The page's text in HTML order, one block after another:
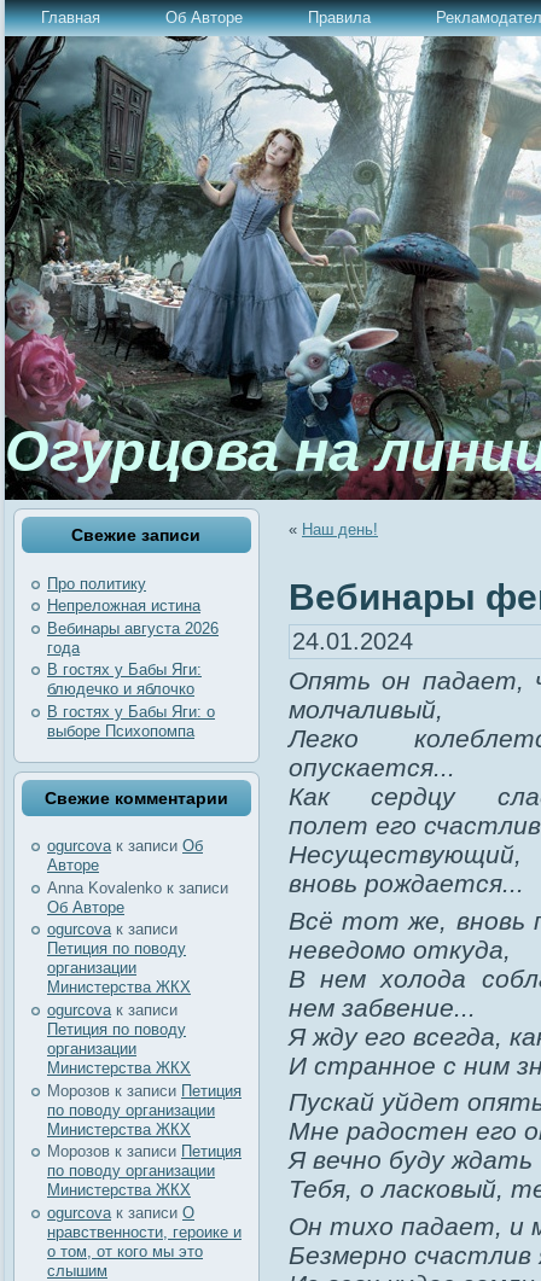
Главная Об Авторе Правила
Огурцова на
Свежие записи
Про политику
Непреложная истина
Вебинары августа 2026
года
В гостях у Бабы Яги:
блюдечко и яблочко
В гостях у Бабы Яги: о
выборе Психопомпа
Свежие комментарии
ogurcovaк записи Об
Авторе
Anna Kovalenko к записи
Об Авторе
ogurcovaк записи
Петиция по поводу
организации
Министерства ЖКХ
ogurcova к записи
Петиция по поводу
организации
Министерства ЖКХ
Морозов к записи Петиция
по поводу организации
Министерства ЖКХ
Морозов к записи Петиция
по поводу организации
Министерства ЖКХ
ogurcova к записи О
нравственности, героике и
о том, от кого мы это
слышим
« Наш день!
Вебинары
24.01.2024
Опять он падает,
молчаливый,
Легко
опускается...
Как сердцу
полет его
вновь рождается...
Всё тот же, вновь
неведомо откуда,
В нем холода
нем забвение...
Я жду его всегда,
И странное с ним
Пускай уйдет
Мне радостен его
Я вечно буду ждать
Тебя, о ласковый,
Он тихо падает, и
Безмерно счастлив